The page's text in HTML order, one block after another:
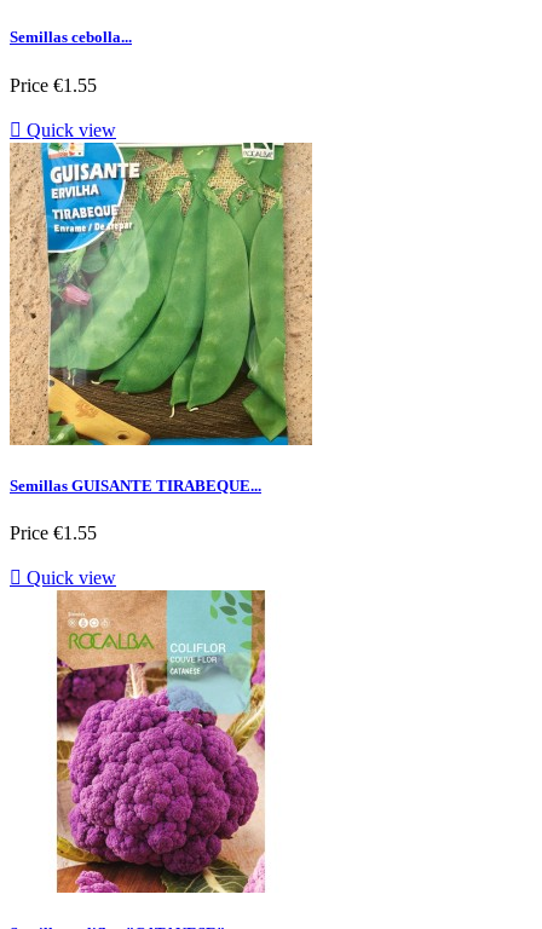
Semillas cebolla...
Price €1.55
 Quick view
Semillas GUISANTE TIRABEQUE...
Price €1.55
 Quick view